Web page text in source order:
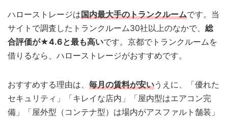
ハローストレージは国内最大手のトランクルームです。当
サイトで調査したトランクルーム30社以上のなかで、 総
合評価が★4.6と最も高いです。京都でトランクルームを
借りるなら、ハローストレージがおすすめです。
おすすめする理由は、 毎月の賃料が安いうえに、「優れた
セキュリティ」「キレイな店内」「屋内型はエアコン完
備」「屋外型（コンテナ型）は場内がアスファルト舗装」